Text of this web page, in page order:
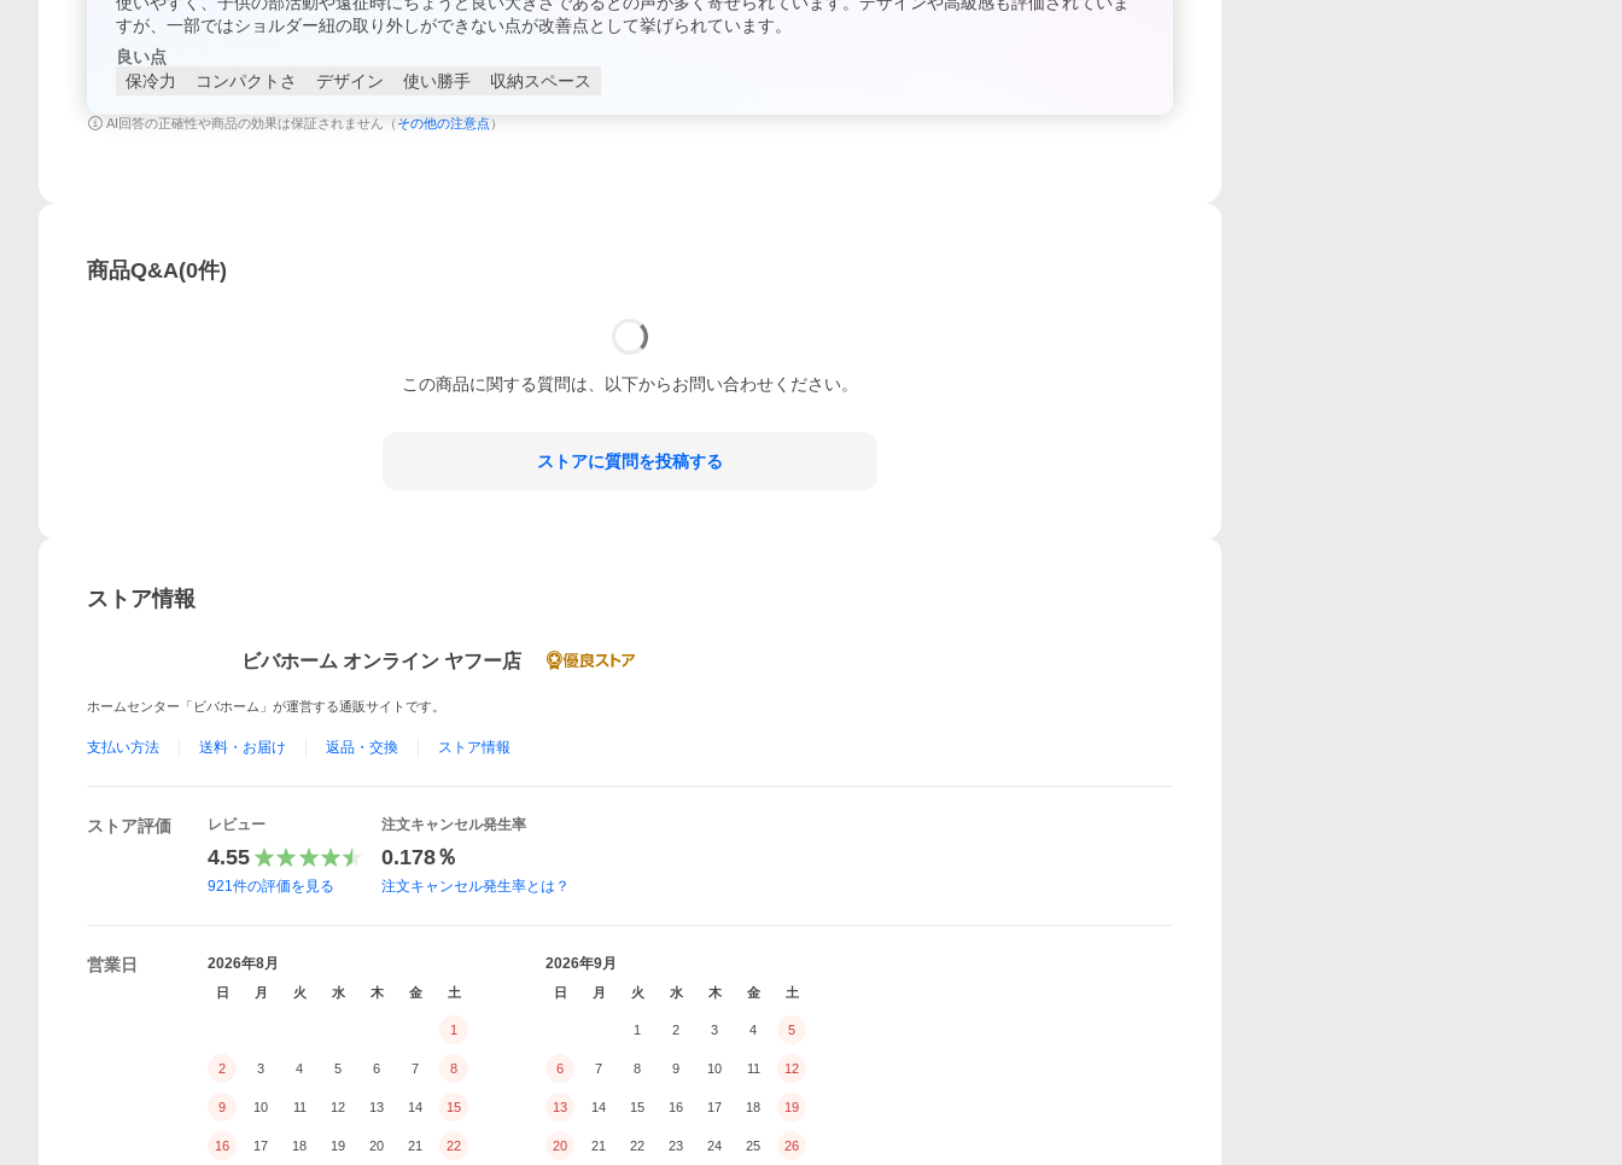
すが、一部ではショルダー紐の取り外しができない点が改善点として挙げられています。
良い点
保冷力
コンパクトさ デザイン 使い勝手 収納スペース
AI回答の正確性や商品の効果は保証されません（ その他の注意点 ）
商品Q&A(0件)
この商品に関する質問は、以下からお問い合わせください。
ストアに質問を投稿する
ストア情報
ビバホーム オンライン ヤフー店
ホームセンター「ビバホーム」が運営する通販サイトです。
支払い方法 送料・お届け 返品・交換 ストア情報
ストア評価 レビュー
4.55
921件の評価を見る
注文キャンセル発生率
0.178％
注文キャンセル発生率とは？
営業日 2026年8月
日 月 火 水 木 金 土
1
2 3 4 5 6 7 8
9 10 11 12 13 14 15
16 17 18 19 20 21 22
2026年9月
日 月 火 水 木 金 土
1 2 3 4 5
6 7 8 9 10 11 12
13 14 15 16 17 18 19
20 21 22 23 24 25 26